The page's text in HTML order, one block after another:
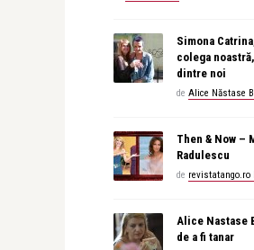
Simona
colega
dintre noi
de Alice Năstase
Then & Now –
Radulescu
de revistatango.ro
Alice Nastase
de a fi tanar